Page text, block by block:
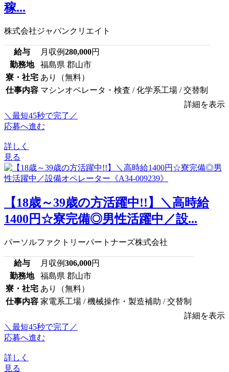
稼...
株式会社ジャパンクリエイト
給与 月収例280,000円
勤務地
福島県 郡山市
寮・社宅 あり（無料）
仕事内容 マシンオペレータ・検査 / 化学系工場 / 交替制
詳細を表示
＼最短45秒で完了／
応募へ進む
詳しく
見る
【18歳～39歳の方活躍中!!】＼高時給
1400円☆寮完備◎男性活躍中／設...
パーソルファクトリーパートナーズ株式会社
給与 月収例306,000円
勤務地
福島県 郡山市
寮・社宅 あり（無料）
仕事内容 家電系工場 / 機械操作・製造補助 / 交替制
詳細を表示
＼最短45秒で完了／
応募へ進む
詳しく
見る